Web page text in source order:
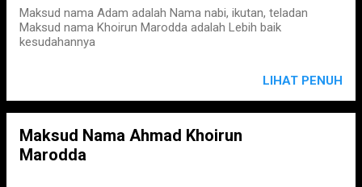
Maksud nama Adam adalah Nama nabi, ikutan, teladan
Maksud nama Khoirun Marodda adalah Lebih baik
kesudahannya
LIHAT PENUH
Maksud Nama Ahmad Khoirun
Marodda